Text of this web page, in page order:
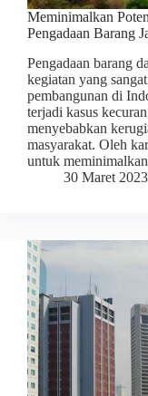
Meminimalkan
Pengadaan Barang
Pengadaan barang
kegiatan yang
pembangunan di
terjadi kasus
menyebabkan
masyarakat. Oleh
untuk
30 Maret 2023